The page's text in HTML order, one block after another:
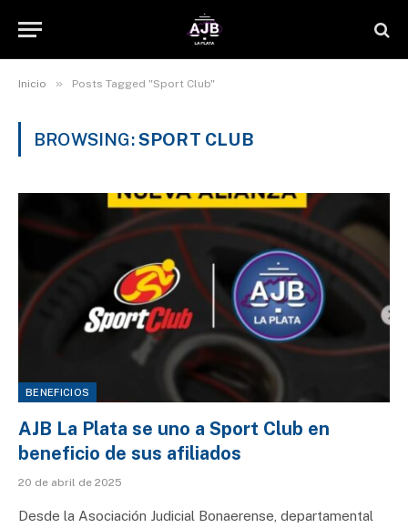
Inicio » Posts Tagged "Sport Club"
BROWSING:SPORT CLUB
BENEFICIOS
AJB La Plata se uno a Sport Club en
beneficio de sus afiliados
20 de abril de 2025
Desde la Asociación Judicial Bonaerense, departamental